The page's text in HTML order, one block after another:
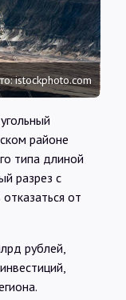
istockphoto.com
районе
типа длиной
разрез с
от
рублей,